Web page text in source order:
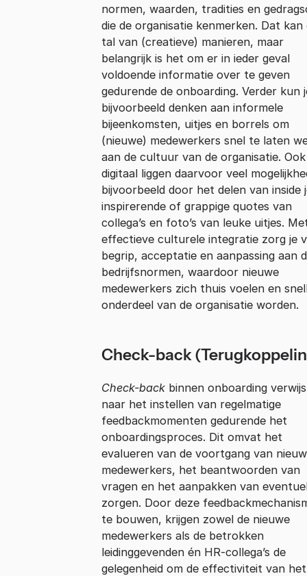
normen, waarden, tradities en
die de organisatie kenmerken. Dat kan
tal van (creatieve) manieren, maar
belangrijk is het om er in ieder geval
voldoende informatie over te geven
gedurende de onboarding. Verder kun
bijvoorbeeld denken aan informele
bijeenkomsten, uitjes en borrels om
(nieuwe) medewerkers snel te laten
aan de cultuur van de organisatie. Ook
digitaal liggen daarvoor veel
bijvoorbeeld door het delen van inside
inspirerende of grappige quotes van
collega’s en foto’s van leuke uitjes.
effectieve culturele integratie zorg je
begrip, acceptatie en aanpassing aan
bedrijfsnormen, waardoor nieuwe
medewerkers zich thuis voelen en
onderdeel van de organisatie worden.
Check-back
Check-backbinnen onboarding
naar het instellen van regelmatige
feedbackmomenten gedurende het
onboardingsproces. Dit omvat het
evalueren van de voortgang van
medewerkers, het beantwoorden van
vragen en het aanpakken van
zorgen. Door deze
te bouwen, krijgen zowel de nieuwe
medewerkers als de betrokken
leidinggevenden én HR-collega’s de
gelegenheid om de effectiviteit van het